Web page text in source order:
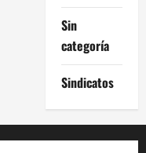
Sin
categoría
Sindicatos